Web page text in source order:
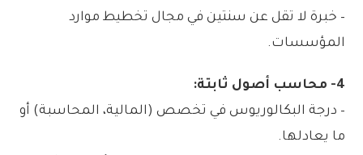
– خبرة لا تقل عن سنتين في مجال تخطيط موارد
المؤسسات.
4- محاسب أصول ثابتة:
– درجة البكالوريوس في تخصص (المالية، المحاسبة) أو
ما يعادلها.